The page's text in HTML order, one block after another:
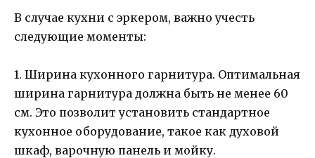
В случае кухни с эркером, важно учесть
следующие моменты:
1. Ширина кухонного гарнитура. Оптимальная
ширина гарнитура должна быть не менее 60
см. Это позволит установить стандартное
кухонное оборудование, такое как духовой
шкаф, варочную панель и мойку.